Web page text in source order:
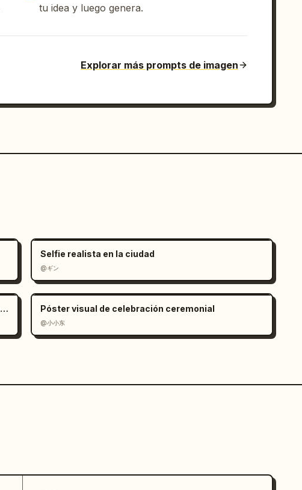
tu idea y luego genera.
Explorar más prompts de imagen
Selfie realista en la ciudad
@ギン
Retrato de estilo de vida con smartphone en formato RAW Póster visual de celebración ceremonial
@小小东